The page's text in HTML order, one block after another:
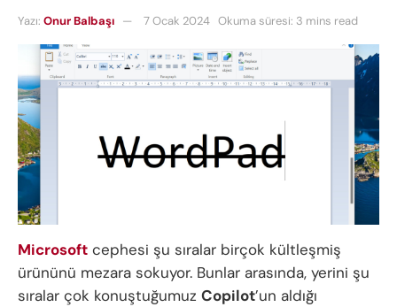
Yazı: Onur Balbaşı 7 Ocak 2024 Okuma süresi: 3 mins read
Microsoft cephesi şu sıralar birçok kültleşmiş
ürününü mezara sokuyor. Bunlar arasında, yerini şu
sıralar çok konuştuğumuz Copilot’un aldığı